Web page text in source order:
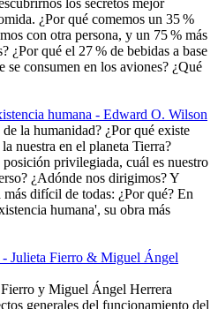
los secretos mejor
¿Por qué comemos un 35 %
con otra persona, y un 75 % más
¿Por qué el 27 % de bebidas a base
se consumen en los aviones? ¿Qué
humana - Edward O. Wilson
la humanidad? ¿Por qué existe
nuestra en el planeta Tierra?
posición privilegiada, cuál es nuestro
¿Adónde nos dirigimos? Y
más difícil de todas: ¿Por qué? En
humana', su obra más
Julieta Fierro & Miguel Ángel
y Miguel Ángel Herrera
generales del funcionamiento del